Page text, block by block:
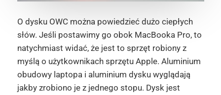
O dysku OWC można powiedzieć dużo ciepłych
słów. Jeśli postawimy go obok MacBooka Pro, to
natychmiast widać, że jest to sprzęt robiony z
myślą o użytkownikach sprzętu Apple. Aluminium
obudowy laptopa i aluminium dysku wyglądają
jakby zrobiono je z jednego stopu. Dysk jest